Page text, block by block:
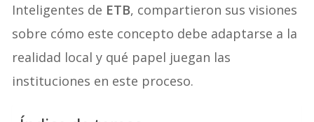
Inteligentes de ETB, compartieron sus visiones
sobre cómo este concepto debe adaptarse a la
realidad local y qué papel juegan las
instituciones en este proceso.